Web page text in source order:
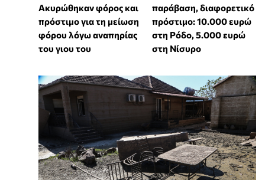
Ακυρώθηκαν φόρος και
πρόστιμο για τη μείωση
φόρου λόγω αναπηρίας
του γιου του
παράβαση, διαφορετικό
πρόστιμο: 10.000 ευρώ
στη Ρόδο, 5.000 ευρώ
στη Νίσυρο